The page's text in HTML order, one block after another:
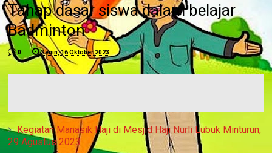
Tahap dasar siswa dalam belajar
Badminton
0 Senin, 16 Oktober 2023
Kegiatan Manasik Haji di Mesjid Haji Nurli Lubuk Minturun,
29 Agustus 2023